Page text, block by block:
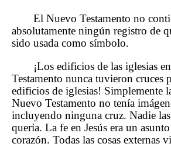
El Nuevo Testamento no
absolutamente ningún registro de
sido usada como símbolo.
¡Los edificios de las iglesias
Testamento nunca tuvieron cruces
edificios de iglesias! Simplemente
Nuevo Testamento no tenía
incluyendo ninguna cruz. Nadie las
quería. La fe en Jesús era un
corazón. Todas las cosas externas